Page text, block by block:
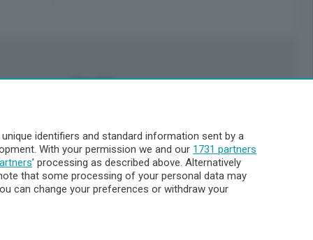
Servizi
Più letti
Le aziende comunicano
Cinema
Archivio
identifiers and standard information sent by a
With your permission we and our 1731 partners
’ processing as described above. Alternatively
that some processing of your personal data may
can change your preferences or withdraw your